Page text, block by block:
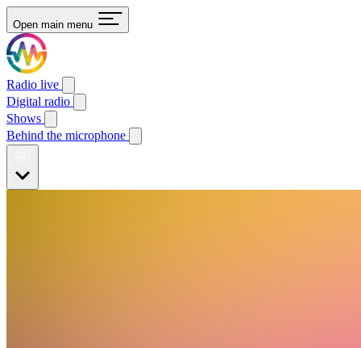
Open main menu
Radio live
Digital radio
Shows
Behind the microphone